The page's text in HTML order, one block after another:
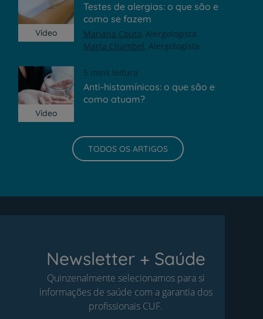
Vídeo
Testes de alergias: o que são e
como se fazem
Mariana Couto Alergologista
Marta Chambel Alergologista
Vídeo
5 mins leitura
Anti-histamínicos: o que são e
como atuam?
TODOS OS ARTIGOS
Newsletter + Saúde
Quinzenalmente selecionamos para si
informações de saúde com a garantia dos
profissionais CUF.